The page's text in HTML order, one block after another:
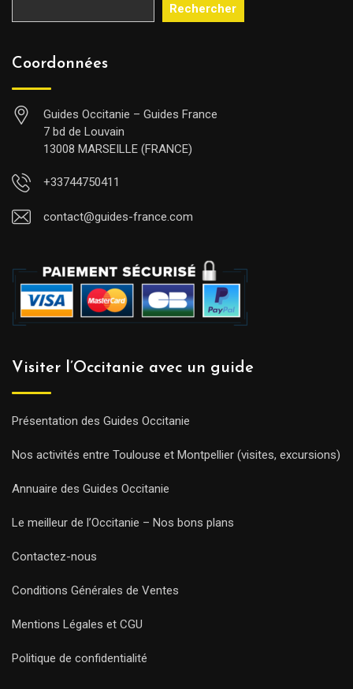
Rechercher
Coordonnées
Guides Occitanie – Guides France
7 bd de Louvain
13008 MARSEILLE (FRANCE)
+33744750411
contact@guides-france.com
Visiter l’Occitanie avec un guide
Présentation des Guides Occitanie
Nos activités entre Toulouse et Montpellier (visites, excursions)
Annuaire des Guides Occitanie
Le meilleur de l’Occitanie – Nos bons plans
Contactez-nous
Conditions Générales de Ventes
Mentions Légales et CGU
Politique de confidentialité